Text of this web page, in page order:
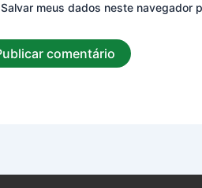
Salvar meus dados neste navegador